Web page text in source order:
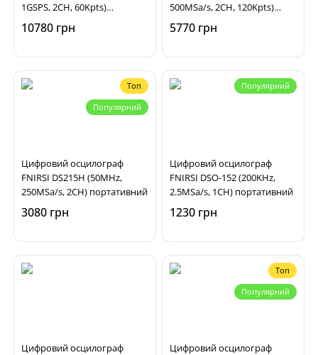
1GSPS, 2CH, 60Kpts)
портативний
10780 грн
500MSa/s, 2CH, 120Kpts)
портативний
5770 грн
Топ
Популярний
Цифровий осцилограф
FNIRSI DS215H (50MHz,
250MSa/s, 2CH) портативний
3080 грн
Популярний
Цифровий осцилограф
FNIRSI DSO-152 (200KHz,
2.5MSa/s, 1CH) портативний
1230 грн
Цифровий осцилограф
Топ
Популярний
Цифровий осцилограф